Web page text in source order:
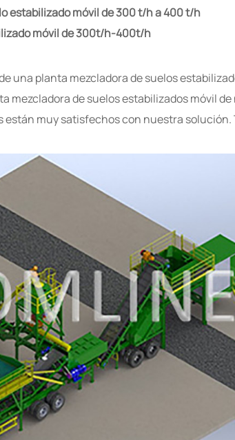
estabilizado móvil de 300 t/h a 400 t/h
móvil de 300t/h-400t/h
una planta mezcladora de suelos
de suelos estabilizados móvil
muy satisfechos con nuestra